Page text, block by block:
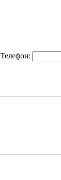
Телефон: